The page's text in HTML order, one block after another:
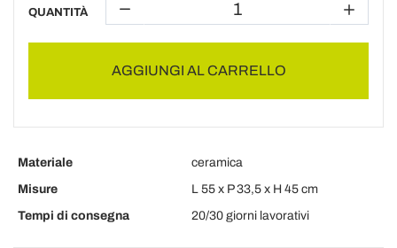
QUANTITÀ
AGGIUNGI AL CARRELLO
Materiale
ceramica
Misure
L 55 x P 33,5 x H 45 cm
Tempi di consegna
20/30 giorni lavorativi